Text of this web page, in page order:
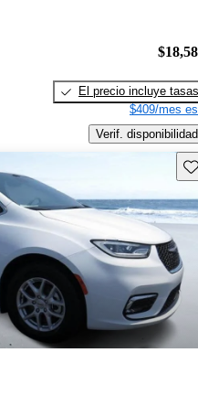
El precio incluye tasas
$409/mes
Verif. disponibilidad